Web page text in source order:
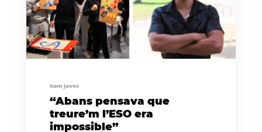
Som joves
“Abans pensava que
treure’m l’ESO era
impossible”